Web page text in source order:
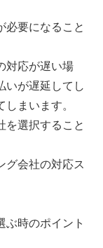
必要になること
対応が遅い場
いが遅延してし
まいます。
を選択すること
グ会社の対応ス
ぶ時のポイント